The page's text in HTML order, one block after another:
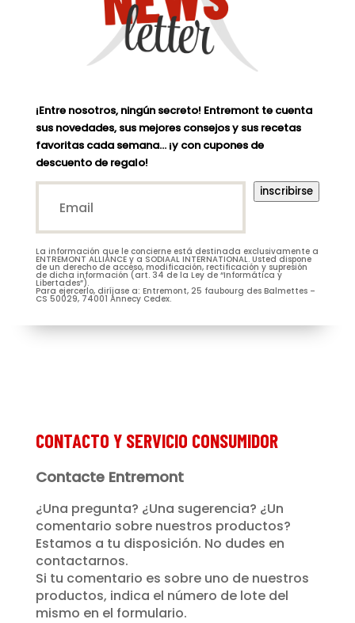
¡Entre nosotros, ningún secreto! Entremont te cuenta
sus novedades, sus mejores consejos y sus recetas
favoritas cada semana… ¡y con cupones de
descuento de regalo!
Email*
(Nécessaire)
M. Mme
Prénom
Entremont*
inscribirse
La información que le concierne está destinada exclusivamente a
ENTREMONT ALLIANCE y a SODIAAL INTERNATIONAL. Usted dispone
de un derecho de acceso, modificación, rectificación y supresión
de dicha información (art. 34 de la Ley de “Informática y
Libertades”).
Para ejercerlo, diríjase a: Entremont, 25 faubourg des Balmettes –
CS 50029, 74001 Annecy Cedex.
CONTACTO Y SERVICIO CONSUMIDOR
Contacte Entremont
¿Una pregunta? ¿Una sugerencia? ¿Un
comentario sobre nuestros productos?
Estamos a tu disposición. No dudes en
contactarnos.
Si tu comentario es sobre uno de nuestros
productos, indica el número de lote del
mismo en el formulario.